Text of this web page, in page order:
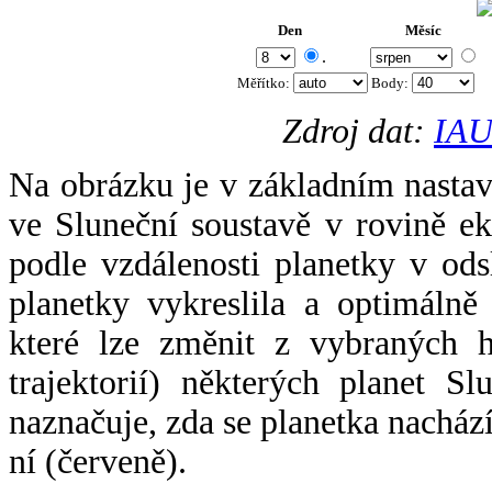
Den Měsíc
.
Měřítko: Body:
Zdroj dat:
Na obrázku je v základním
ve Sluneční soustavě v rovině
podle vzdálenosti planetky v
planetky vykreslila a
které lze změnit z vybraných
trajektorií) některých planet
naznačuje, zda se planetka
ní (červeně).